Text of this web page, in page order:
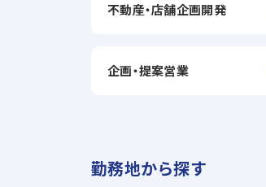
不動産・店舗企画開発
企画・提案営業
勤務地から探す